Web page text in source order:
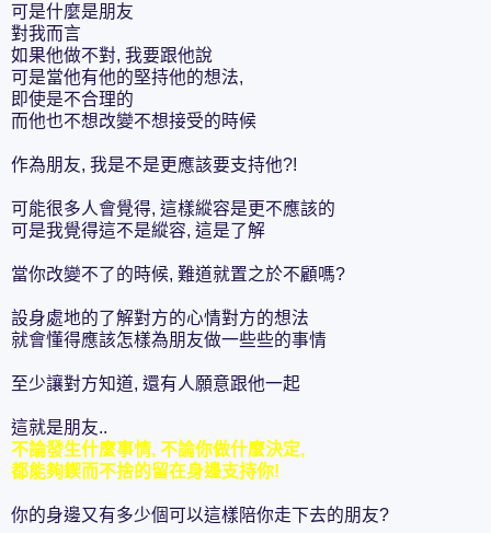
可是什麼是朋友
對我而言
如果他做不對, 我要跟他說
可是當他有他的堅持他的想法,
即使是不合理的
而他也不想改變不想接受的時候
作為朋友, 我是不是更應該要支持他?!
可能很多人會覺得, 這樣縱容是更不應該的
可是我覺得這不是縱容, 這是了解
當你改變不了的時候, 難道就置之於不顧嗎?
設身處地的了解對方的心情對方的想法
就會懂得應該怎樣為朋友做一些些的事情
至少讓對方知道, 還有人願意跟他一起
這就是朋友..
不論發生什麼事情, 不論你做什麼決定,
都能夠鍥而不捨的留在身邊支持你!
你的身邊又有多少個可以這樣陪你走下去的朋友?